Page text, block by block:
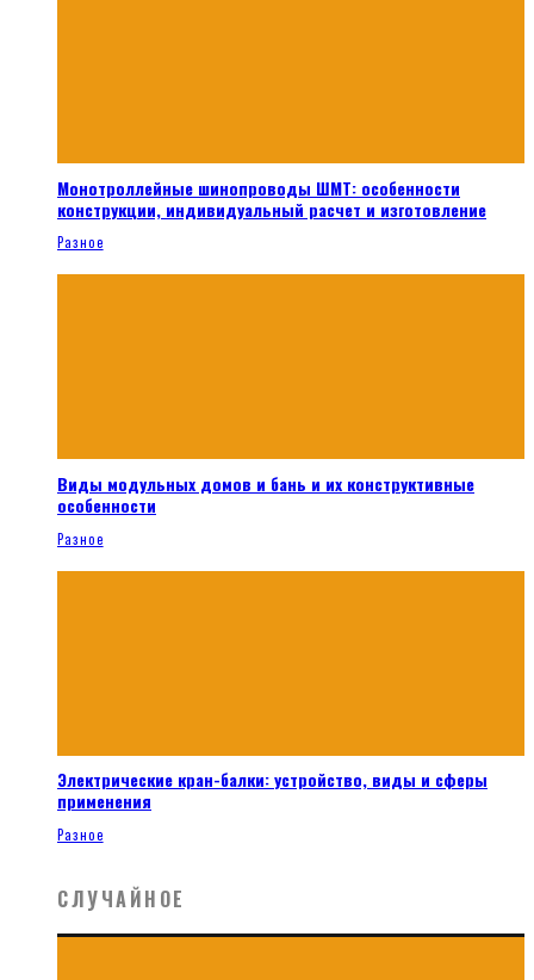
Монотроллейные шинопроводы ШМТ: особенности
конструкции, индивидуальный расчет и изготовление
Разное
Виды модульных домов и бань и их конструктивные
особенности
Разное
Электрические кран-балки: устройство, виды и сферы
применения
Разное
СЛУЧАЙНОЕ